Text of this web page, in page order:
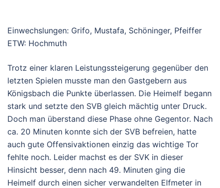
Einwechslungen: Grifo, Mustafa, Schöninger, Pfeiffer
ETW: Hochmuth
Trotz einer klaren Leistungssteigerung gegenüber den
letzten Spielen musste man den Gastgebern aus
Königsbach die Punkte überlassen. Die Heimelf begann
stark und setzte den SVB gleich mächtig unter Druck.
Doch man überstand diese Phase ohne Gegentor. Nach
ca. 20 Minuten konnte sich der SVB befreien, hatte
auch gute Offensivaktionen einzig das wichtige Tor
fehlte noch. Leider machst es der SVK in dieser
Hinsicht besser, denn nach 49. Minuten ging die
Heimelf durch einen sicher verwandelten Elfmeter in